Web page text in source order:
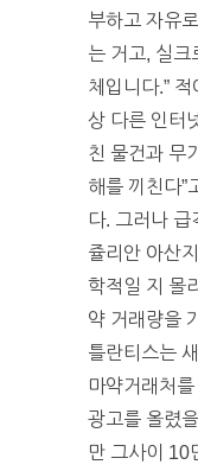
부하고 자유
는 거고, 실크
체입니다.”
상 다른 인터
친 물건과 무
해를 끼친다”
다. 그러나 급
쥴리안 아산
학적일 지 몰
약 거래량을
틀란티스는
마약거래처
광고를 올렸
만 그사이 10